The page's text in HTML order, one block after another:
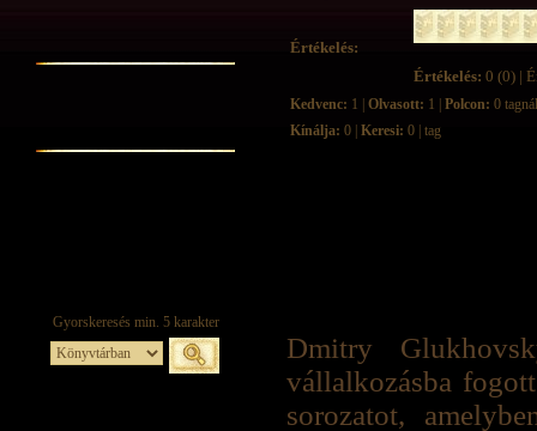
Értékelés:
Értékelés: 0 (0) |
Kedvenc: 1 | Olvasott: 1 | Polcon: 0 tagnál
Kínálja: 0 | Keresi: 0 | tag
Dmitry
vállalkozásba
sorozatot,